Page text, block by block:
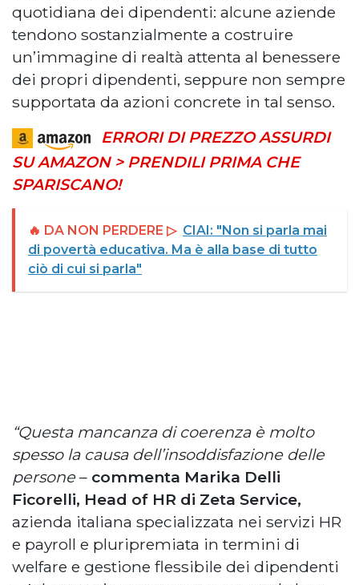
quotidiana dei dipendenti: alcune aziende
tendono sostanzialmente a costruire
un’immagine di realtà attenta al benessere
dei propri dipendenti, seppure non sempre
supportata da azioni concrete in tal senso.
ERRORI DI PREZZO ASSURDI
SU AMAZON > PRENDILI PRIMA CHE
SPARISCANO!
🔥 DA NON PERDERE ▷ CIAI: "Non si parla mai
di povertà educativa. Ma è alla base di tutto
ciò di cui si parla"
“Questa mancanza di coerenza è molto
spesso la causa dell’insoddisfazione delle
persone– commenta Marika Delli
Ficorelli, Head of HR di Zeta Service,
azienda italiana specializzata nei servizi HR
e payroll e pluripremiata in termini di
welfare e gestione flessibile dei dipendenti